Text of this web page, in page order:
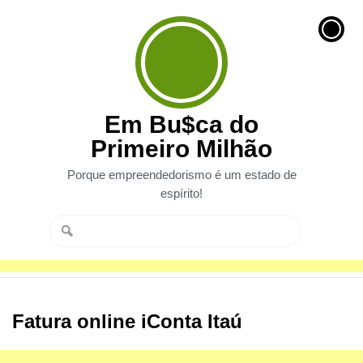
Em Bu$ca do
Primeiro Milhão
Porque empreendedorismo é um estado de
espírito!
Fatura online iConta Itaú